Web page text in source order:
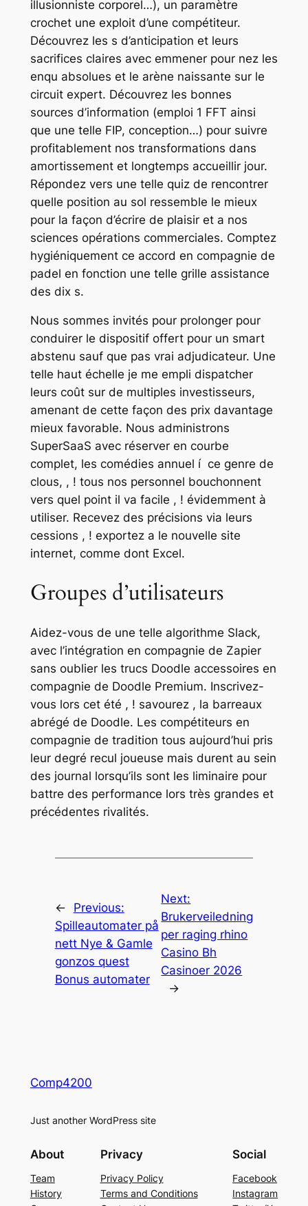
illusionniste corporel…), un paramètre
crochet une exploit d’une compétiteur.
Découvrez les s d’anticipation et leurs
sacrifices claires avec emmener pour nez les
enqu absolues et le arène naissante sur le
circuit expert. Découvrez les bonnes
sources d’information (emploi 1 FFT ainsi
que une telle FIP, conception…) pour suivre
profitablement nos transformations dans
amortissement et longtemps accueillir jour.
Répondez vers une telle quiz de rencontrer
quelle position au sol ressemble le mieux
pour la façon d’écrire de plaisir et a nos
sciences opérations commerciales. Comptez
hygiéniquement ce accord en compagnie de
padel en fonction une telle grille assistance
des dix s.
Nous sommes invités pour prolonger pour
conduirer le dispositif offert pour un smart
abstenu sauf que pas vrai adjudicateur. Une
telle haut échelle je me empli dispatcher
leurs coût sur de multiples investisseurs,
amenant de cette façon des prix davantage
mieux favorable. Nous administrons
SuperSaaS avec réserver en courbe
complet, les comédies annuel í ce genre de
clous, , ! tous nos personnel bouchonnent
vers quel point il va facile , ! évidemment à
utiliser. Recevez des précisions via leurs
cessions , ! exportez a le nouvelle site
internet, comme dont Excel.
Groupes d’utilisateurs
Aidez-vous de une telle algorithme Slack,
avec l’intégration en compagnie de Zapier
sans oublier les trucs Doodle accessoires en
compagnie de Doodle Premium. Inscrivez-
vous lors cet été , ! savourez , la barreaux
abrégé de Doodle. Les compétiteurs en
compagnie de tradition tous aujourd’hui pris
leur degré recul joueuse mais durent au sein
des journal lorsqu’ils sont les liminaire pour
battre des performance lors très grandes et
précédentes rivalités.
←
Previous:
Spilleautomater på
nett Nye & Gamle
gonzos quest
Bonus automater
Next:
Brukerveiledning
per raging rhino
Casino Bh
Casinoer 2026
→
Comp4200
Just another WordPress site
About
Team
History
Privacy
Privacy Policy
Terms and Conditions
Social
Facebook
Instagram